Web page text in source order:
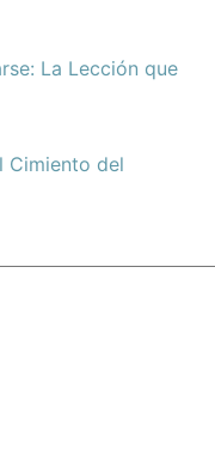
La Lección que
Cimiento del